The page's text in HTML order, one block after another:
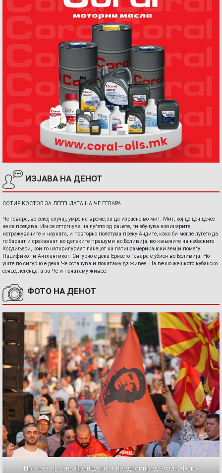
ИЗЈАВА НА ДЕНОТ
СОТИР КОСТОВ ЗА ЛЕГЕНДАТА НА ЧЕ ГЕВАРА
Че Гевара, во секој случај, умре на време, за да израсне во мит. Мит, кој до ден денес
не се предава. Им се оттргнува на луѓето од рацете, ги збунува новинарите,
истражувачите и науката, и повторно полетува преку Андите, како би могле луѓето да
го бараат и среќаваат во далеките прашуми во Боливија, во кањоните на небеските
Кордиљери, кои го наткрилуваат ланецот на латиноамерикански земји помеѓу
Пацификот и Антлантикот. Сигурно е дека Ернесто Гевара е убиен во Боливија. Но
уште по сигурно е дека Че останува и понатаму да живее. На вечно жешкото кубанско
сонце, легендата за Че и понатаму живее.
ФОТО НА ДЕНОТ
Протест против францускиот предлог пред Влада. Фото: